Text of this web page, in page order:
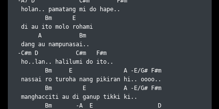
holan.. pamatang mi do hape..
        Bm      E
di au ito molo rohami
      A           Bm
dang au nampunasai..
-C#m D           C#m   F#m
ho..lan.. halilumi do ito..
        Bm     E               A -E/G# F#m
nassai ro turoha nang pikiran hi.. oooo..
        Bm         E           A -E/G# F#m
manghacciti au di ganup tikki ki..
        Bm       -A  E                   D